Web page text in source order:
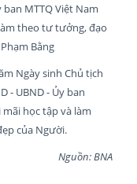
MTTQ Việt Nam
theo tư tưởng, đạo
Bằng
Ngày sinh Chủ tịch
- UBND - Ủy ban
học tập và làm
của Người.
Nguồn: BNA